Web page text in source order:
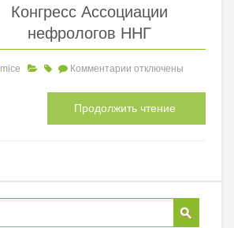
Конгресс Ассоциации
нефрологов ННГ
mice Комментарии отключены
Продолжить чтение